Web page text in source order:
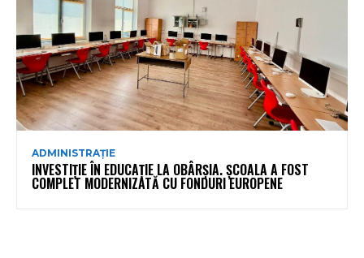
ADMINISTRAȚIE
INVESTIȚIE ÎN EDUCAȚIE LA OBÂRȘIA. ȘCOALA A FOST
COMPLET MODERNIZATĂ CU FONDURI EUROPENE